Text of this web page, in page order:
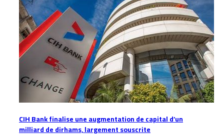
CIH Bank finalise une augmentation de capital d’un
milliard de dirhams, largement souscrite